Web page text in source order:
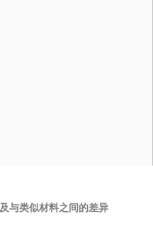
与类似材料之间的差异